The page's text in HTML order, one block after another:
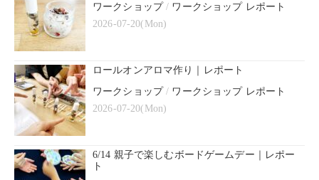
ワークショップ/ ワークショップ レポート
2026-07-20(Mon)
ロールオンアロマ作り｜レポート
ワークショップ/ ワークショップ レポート
2026-07-20(Mon)
6/14 親子で楽しむボードゲームデー｜レポー
ト